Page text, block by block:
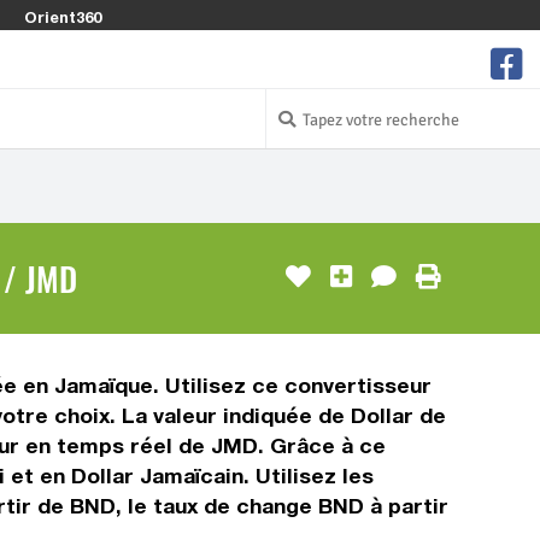
Orient360
JMD
en Jamaïque. Utilisez ce convertisseur
choix. La valeur indiquée de Dollar de
en temps réel de JMD. Grâce à ce
en Dollar Jamaïcain. Utilisez les
de BND, le taux de change BND à partir